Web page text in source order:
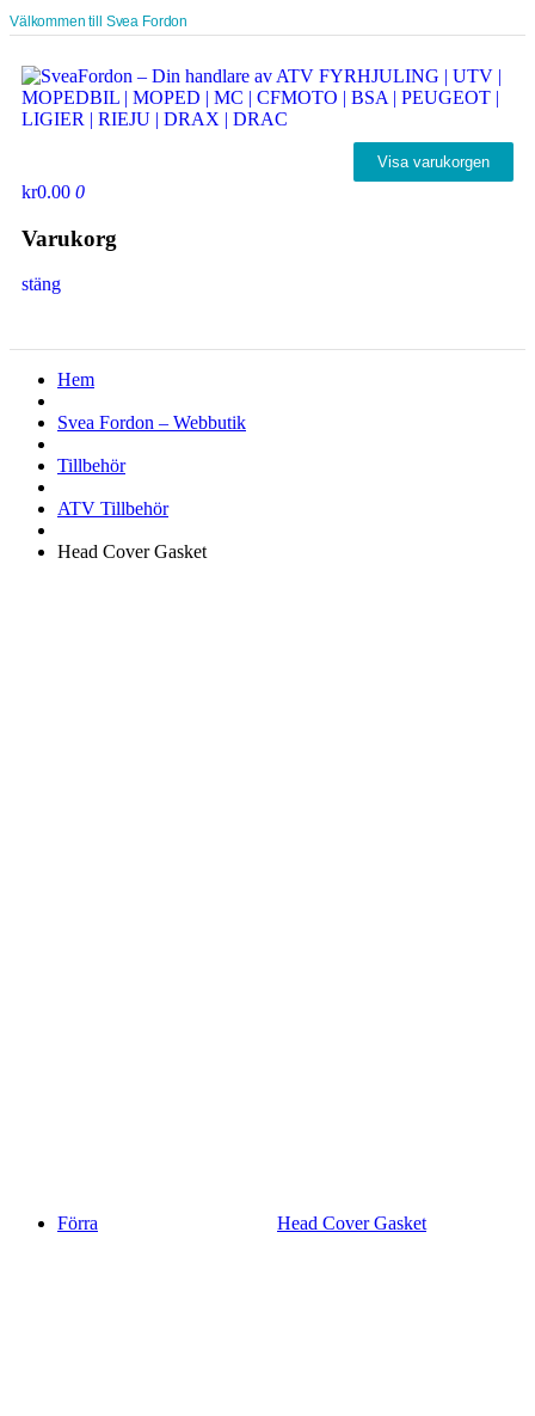
Välkommen till Svea Fordon
Visa varukorgen
kr0.00 0
Varukorg
stäng
Hem
Svea Fordon – Webbutik
Tillbehör
ATV Tillbehör
Head Cover Gasket
Förra Head Cover Gasket